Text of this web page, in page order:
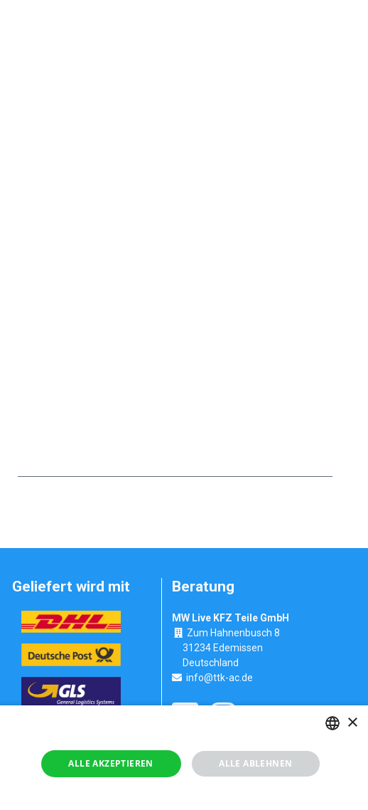
Geliefert wird mit Beratung
MW Live KFZ Teile GmbH
Zum Hahnenbusch 8
31234 Edemissen
Deutschland
info@ttk-ac.de
GERMAN
×
ALLE AKZEPTIEREN ALLE ABLEHNEN